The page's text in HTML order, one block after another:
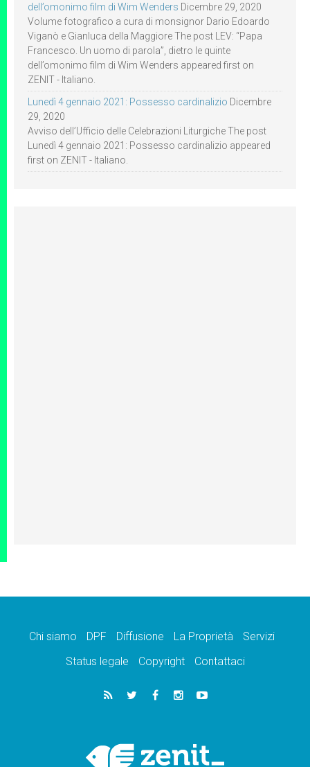
dell’omonimo film di Wim Wenders Dicembre 29, 2020
Volume fotografico a cura di monsignor Dario Edoardo
Viganò e Gianluca della Maggiore The post LEV: “Papa
Francesco. Un uomo di parola”, dietro le quinte
dell’omonimo film di Wim Wenders appeared first on
ZENIT - Italiano.
Lunedì 4 gennaio 2021: Possesso cardinalizio Dicembre
29, 2020
Avviso dell’Ufficio delle Celebrazioni Liturgiche The post
Lunedì 4 gennaio 2021: Possesso cardinalizio appeared
first on ZENIT - Italiano.
Chi siamo DPF Diffusione La Proprietà
Servizi
Status legale
Copyright Contattaci